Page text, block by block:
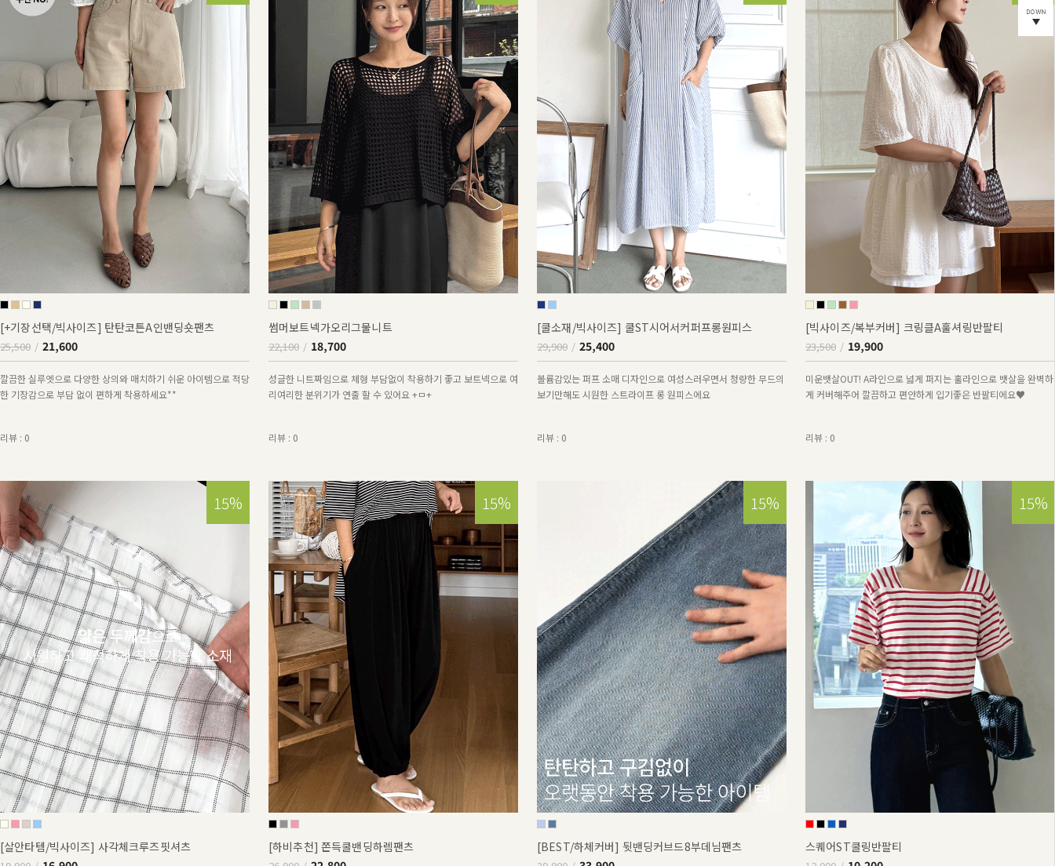
[+기장선택/빅사이즈] 탄탄코튼A인밴딩숏팬츠
25,500 21,600
깔끔한 실루엣으로 다양한 상의와 매치하기 쉬운 아이템으로 적당
한 기장감으로 부담 없이 편하게 착용하세요**
리뷰 : 0
썸머보트넥가오리그물니트
22,100 18,700
성글한 니트짜임으로 체형 부담없이 착용하기 좋고 보트넥으로 여
리여리한 분위기가 연출 할 수 있어요 +ㅁ+
리뷰 : 0
[쿨소재/빅사이즈] 쿨ST시어서커퍼프롱원피스
29,900 25,400
볼륨감있는 퍼프 소매 디자인으로 여성스러우면서 청량한 무드의
보기만해도 시원한 스트라이프 롱 원피스에요
리뷰 : 0
[빅사이즈/복부커버] 크링클A훌셔링반팔티
23,500 19,900
미운뱃살OUT! A라인으로 넓게 퍼지는 훌라인으로 뱃살을 완벽하
게 커버해주어 깔끔하고 편안하게 입기좋은 반팔티에요♥
리뷰 : 0
15%
[살안타템/빅사이즈] 사각체크루즈핏셔츠
15%
[하비추천] 쫀득쿨밴딩하렘팬츠
15%
[BEST/하체커버] 뒷밴딩커브드8부데님팬츠
15%
스퀘어ST쿨링반팔티